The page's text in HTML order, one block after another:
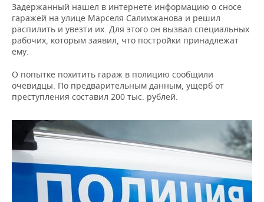
ONLINE-КОНФЕРЕНЦИИ
ОТКРЫТАЯ ЛЕКЦИЯ
ХОККЕЙ
БАСКЕТБОЛ
ВОЛЕЙБОЛ
КИБЕРСПОРТ
ФИГУРНОЕ КАТАНИЕ
ВОДНЫЕ ВИДЫ СПОРТА
ХОККЕЙ С МЯЧОМ
ВЛАСТЬ
ИНФРАСТРУКТУРА
ИСТОРИЯ
КУЛЬТУРА
МЕДИЦИНА
ОБРАЗОВАНИЕ
ПРОИСШЕСТВИЯ
СЮЖЕТЫ
СПРАВОЧНИК
СПИСОК ПЕРСОН
СПИСОК КОМПАНИЙ
ПОЛНАЯ ВЕРСИЯ
Задержанный нашел в интернете информацию о сносе
гаражей на улице Марселя Салимжанова и решил
распилить и увезти их. Для этого он вызвал специальных
рабочих, которым заявил, что постройки принадлежат
ему.
О попытке похитить гараж в полицию сообщили
очевидцы. По предварительным данным, ущерб от
преступления составил 200 тыс. рублей.